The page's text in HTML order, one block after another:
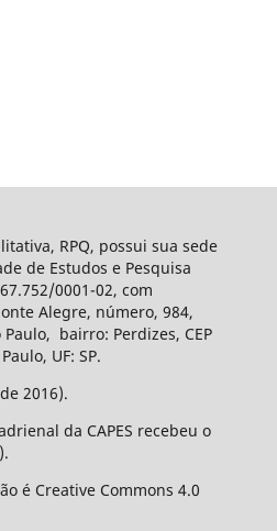
RPQ, possui sua sede
de Estudos e Pesquisa
0001-02, com
Alegre, número, 984,
bairro: Perdizes, CEP
UF: SP.
2016).
da CAPES recebeu o
é Creative Commons 4.0